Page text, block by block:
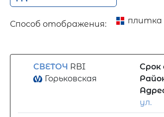
Способ отображения: плитка
СВЕТОЧ RBI
Горьковская
Срок
ул.